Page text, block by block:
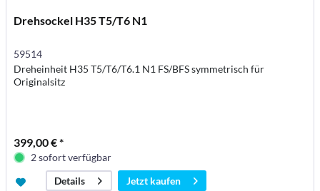
Drehsockel H35 T5/T6 N1
59514
Dreheinheit H35 T5/T6/T6.1 N1 FS/BFS symmetrisch für
Originalsitz
399,00 € *
2 sofort verfügbar
Details
Jetzt kaufen